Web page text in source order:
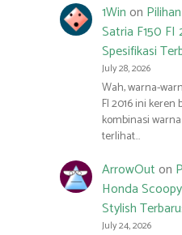
1Winon
Satria F150 FI
Spesifikasi
July 28, 2026
Wah, warna-
FI 2016 ini
kombinasi
terlihat…
ArrowOuton
Honda
Stylish
July 24, 2026